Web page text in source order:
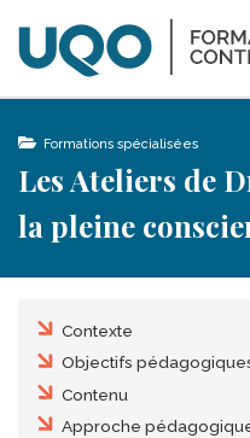
Aller au contenu principal
folder_open Formations spécialisées
Les Ateliers de
la pleine
Table des matières
Contexte
Objectifs
Contenu
Approche